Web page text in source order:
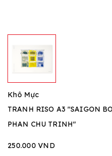
Khô Mực
TRANH RISO A3 "SAIGON
PHAN CHU TRINH"
250.000 VND